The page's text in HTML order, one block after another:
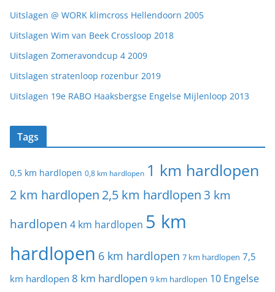
Uitslagen @ WORK klimcross Hellendoorn 2005
Uitslagen Wim van Beek Crossloop 2018
Uitslagen Zomeravondcup 4 2009
Uitslagen stratenloop rozenbur 2019
Uitslagen 19e RABO Haaksbergse Engelse Mijlenloop 2013
Tags
0,5 km hardlopen 0,8 km hardlopen 1 km hardlopen
2 km hardlopen 2,5 km hardlopen 3 km
hardlopen 4 km hardlopen 5 km
hardlopen 6 km hardlopen 7 km hardlopen 7,5
km hardlopen 8 km hardlopen 9 km hardlopen 10 Engelse